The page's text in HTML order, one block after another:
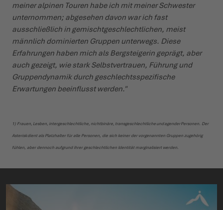
meiner alpinen Touren habe ich mit meiner Schwester
unternommen; abgesehen davon war ich fast
ausschließlich in gemischtgeschlechtlichen, meist
männlich dominierten Gruppen unterwegs. Diese
Erfahrungen haben mich als Bergsteigerin geprägt, aber
auch gezeigt, wie stark Selbstvertrauen, Führung und
Gruppendynamik durch geschlechtsspezifische
Erwartungen beeinflusst werden."
1) Frauen, Lesben, intergeschlechtliche, nichtbinäre, transgeschlechtliche und agender Personen. Der
Asterisk dient als Platzhalter für alle Personen, die sich keiner der vorgenannten Gruppen zugehörig
fühlen, aber dennoch aufgrund ihrer geschlechtlichen Identität marginalisiert werden.